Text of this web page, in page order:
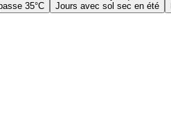
35°C
Jours avec sol sec en été